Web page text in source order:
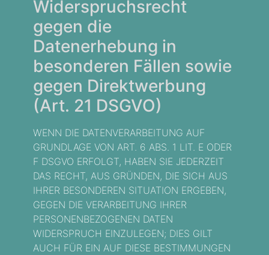
Widerspruchsrecht
gegen die
Datenerhebung in
besonderen Fällen sowie
gegen Direktwerbung
(Art. 21 DSGVO)
WENN DIE DATENVERARBEITUNG AUF
GRUNDLAGE VON ART. 6 ABS. 1 LIT. E ODER
F DSGVO ERFOLGT, HABEN SIE JEDERZEIT
DAS RECHT, AUS GRÜNDEN, DIE SICH AUS
IHRER BESONDEREN SITUATION ERGEBEN,
GEGEN DIE VERARBEITUNG IHRER
PERSONENBEZOGENEN DATEN
WIDERSPRUCH EINZULEGEN; DIES GILT
AUCH FÜR EIN AUF DIESE BESTIMMUNGEN